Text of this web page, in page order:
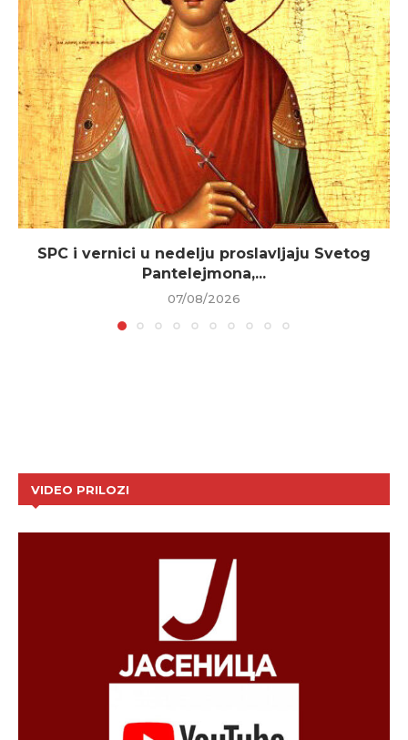
SPC i vernici u nedelju proslavljaju Svetog
Pantelejmona,...
07/08/2026
VIDEO PRILOZI